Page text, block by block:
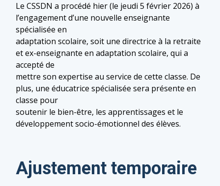
Le CSSDN a procédé hier (le jeudi 5 février 2026) à
l’engagement d’une nouvelle enseignante
spécialisée en
adaptation scolaire, soit une directrice à la retraite
et ex-enseignante en adaptation scolaire, qui a
accepté de
mettre son expertise au service de cette classe. De
plus, une éducatrice spécialisée sera présente en
classe pour
soutenir le bien-être, les apprentissages et le
développement socio-émotionnel des élèves.
Ajustement temporaire